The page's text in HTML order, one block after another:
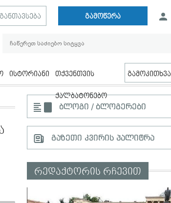
გამოწერა
ისტორიანი თქვენთვის
ქალბატონებო
გამოკითხვა
ბლოგი / ბლოგერები
გაზეთი კვირის პალიტრა
რედაქტორის რჩევით